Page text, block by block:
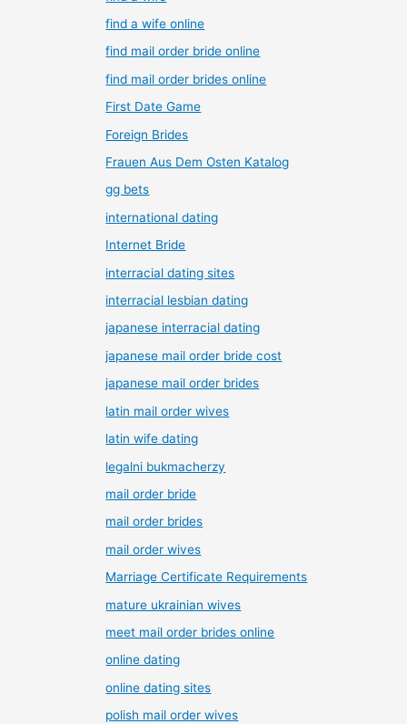
find a wife online
find mail order bride online
find mail order brides online
First Date Game
Foreign Brides
Frauen Aus Dem Osten Katalog
gg bets
international dating
Internet Bride
interracial dating sites
interracial lesbian dating
japanese interracial dating
japanese mail order bride cost
japanese mail order brides
latin mail order wives
latin wife dating
legalni bukmacherzy
mail order bride
mail order brides
mail order wives
Marriage Certificate Requirements
mature ukrainian wives
meet mail order brides online
online dating
online dating sites
polish mail order wives